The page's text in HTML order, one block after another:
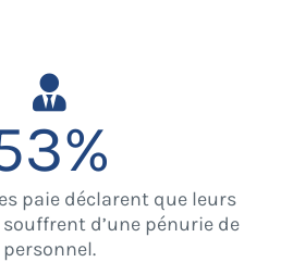
%
paie déclarent que leurs
d’une pénurie de
personnel.